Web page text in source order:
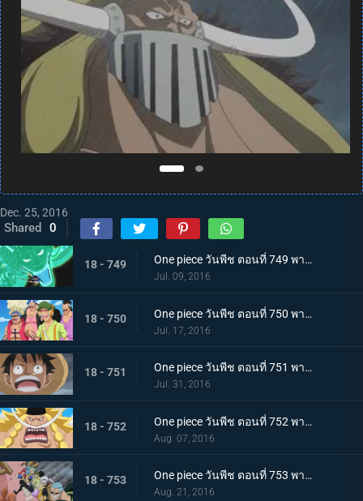
Dec. 25, 2016
Shared 0
18 - 749 One piece วันพีช ตอนที่ 749 พากย์ไทย ปะดาบเลือดเดือด! ลอว์ โซโล มาถึงแล้ว!
Jul. 09, 2016
18 - 750 One piece วันพีช ตอนที่ 750 พากย์ไทย เข้าตาจน! ลูฟี่สุดขีดการต่อสู้ที่ร้อนระอุ!
Jul. 17, 2016
18 - 751 One piece วันพีช ตอนที่ 751 พากย์ไทย การผจญภัยครั้งใหม่ถึงแล้ว โซ เกาะลึกลับ!
Jul. 31, 2016
18 - 752 One piece วันพีช ตอนที่ 752 พากย์ไทย เจ็ดเทพโจรสลัดคนใหม่! ลูกชายของหนวดขาวในตำนานปรากฏตัว!
Aug. 07, 2016
18 - 753 One piece วันพีช ตอนที่ 753 พากย์ไทย ไฟระห่ำท้าตาย! การผจญภัยครั้งใหญ่บนหลังช้างยักษ์!
Aug. 21, 2016